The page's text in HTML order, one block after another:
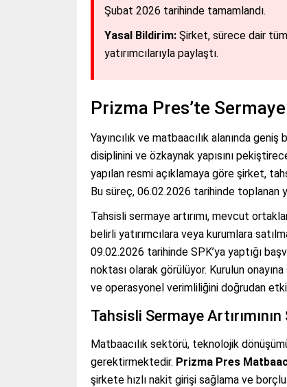
Şubat 2026 tarihinde tamamlandı.
Yasal Bildirim: Şirket, sürece dair
yatırımcılarıyla paylaştı.
Prizma Pres’te
Yayıncılık ve matbaacılık alanında
disiplinini ve özkaynak yapısını
yapılan resmi açıklamaya göre şirket,
Bu süreç, 06.02.2026 tarihinde toplanan
Tahsisli sermaye artırımı, mevcut
belirli yatırımcılara veya kurumlara
09.02.2026 tarihinde SPK’ya yaptığı
noktası olarak görülüyor. Kurulun
ve operasyonel verimliliğini doğrudan
Tahsisli Sermaye
Matbaacılık sektörü, teknolojik
gerektirmektedir. Prizma Pres
şirkete hızlı nakit girişi sağlama ve